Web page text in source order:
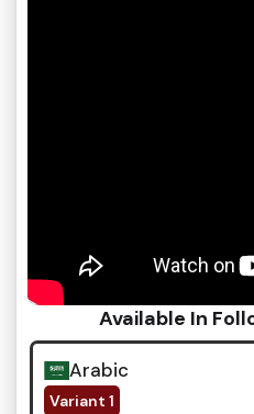
Available In
Arabic
Variant 1